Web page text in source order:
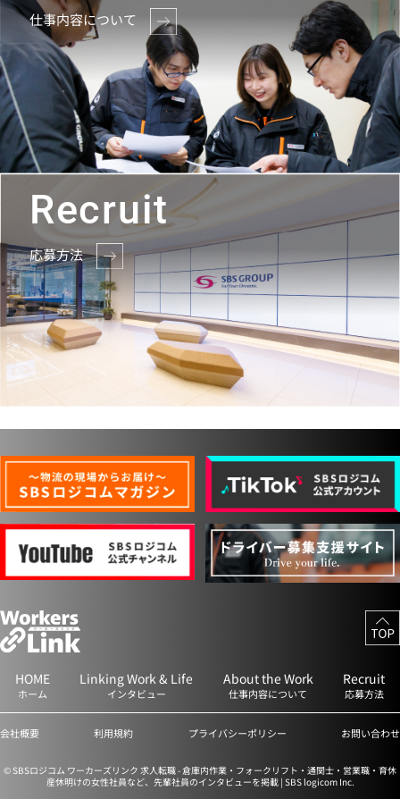
仕事内容について
Recruit
応募方法
HOME
ホーム
Linking Work & Life
インタビュー
About the Work
仕事内容について
Recruit
応募方法
会社概要 利用規約 プライバシーポリシー お問い合わせ
© SBSロジコム ワーカーズリンク 求人転職 - 倉庫内作業・フォークリフト・通関士・営業職・育休
産休明けの女性社員など、先輩社員のインタビューを掲載 | SBS logicom Inc.